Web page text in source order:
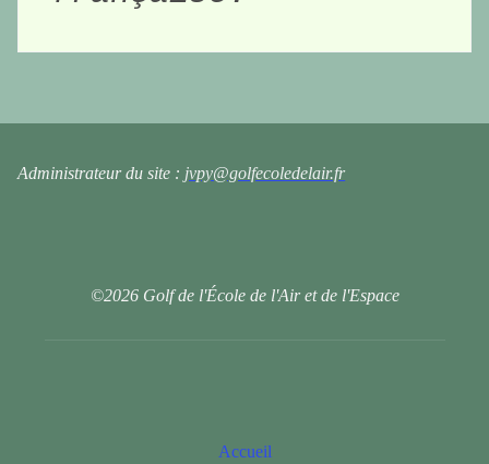
Administrateur du site : jvpy@golfecoledelair.fr
©2026 Golf de l'École de l'Air et de l'Espace
Accueil